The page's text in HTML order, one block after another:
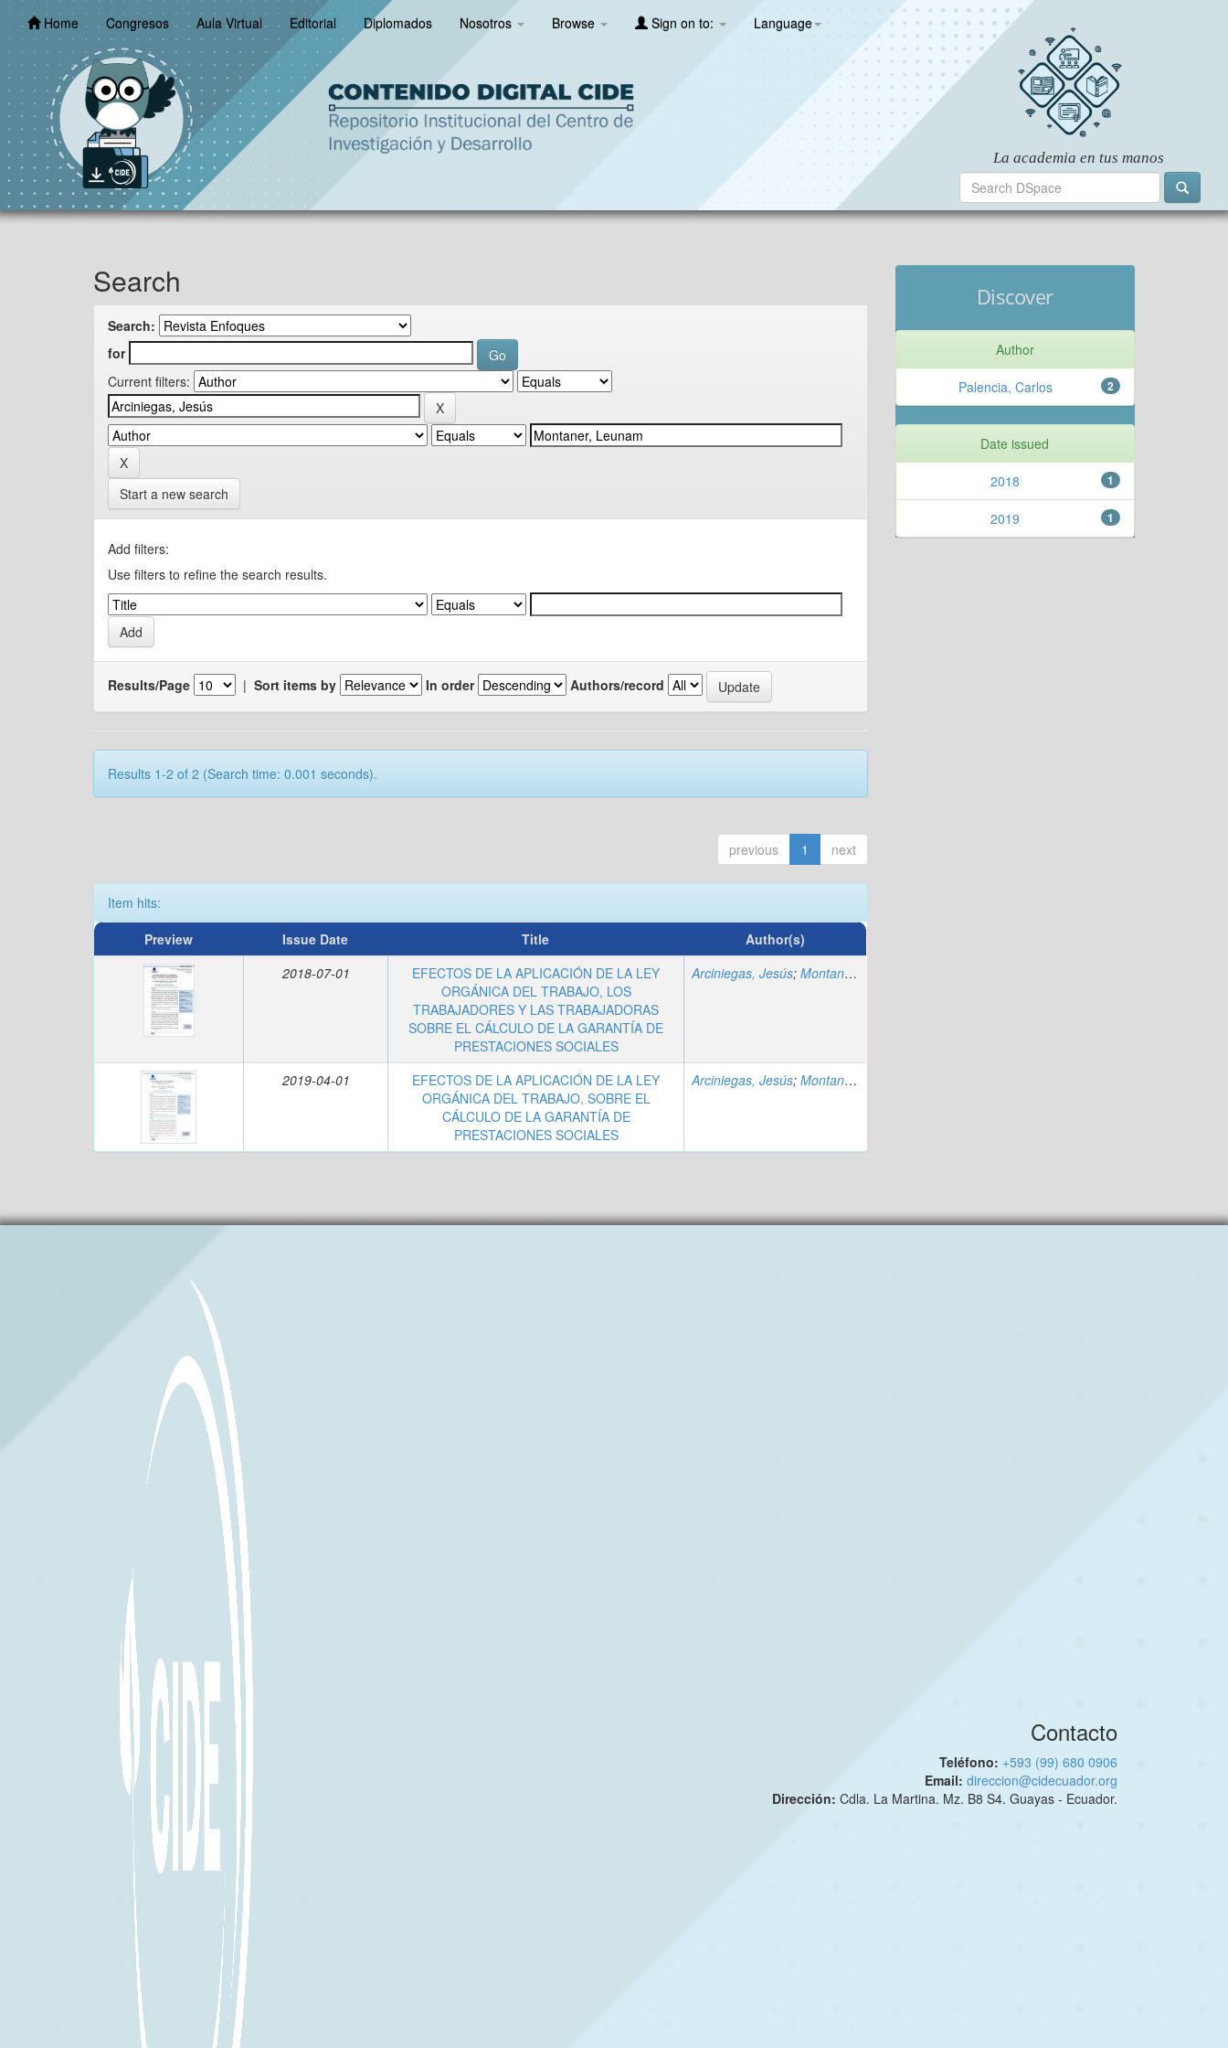
Skip
navigationHome Congresos Aula Virtual Editorial Diplomados Nosotros Browse Sign on to: Language
Search
Search:
for
Current filters:
Start a new search
Add filters:
Use filters to refine the search results.
Results/Page | Sort items by In order Authors/record
Results 1-2 of 2 (Search time: 0.001 seconds).
previous 1 next
Item hits:
Preview
Issue Date Title
Author(s)
2018-07-01
EFECTOS DE LA APLICACIÓN DE LA LEY
ORGÁNICA DEL TRABAJO, LOS
TRABAJADORES Y LAS TRABAJADORAS
SOBRE EL CÁLCULO DE LA GARANTÍA DE
PRESTACIONES SOCIALES
Arciniegas, Jesús;Montaner, Leunam
2019-04-01
EFECTOS DE LA APLICACIÓN DE LA LEY
ORGÁNICA DEL TRABAJO, SOBRE EL
CÁLCULO DE LA GARANTÍA DE
PRESTACIONES SOCIALES
Arciniegas, Jesús;Montaner, Leunam
Discover
Author
2
Palencia, Carlos
Date issued
1
2018
1
2019
Contacto
Teléfono: +593 (99) 680 0906
Email: direccion@cidecuador.org
Dirección: Cdla. La Martina. Mz. B8 S4. Guayas - Ecuador.